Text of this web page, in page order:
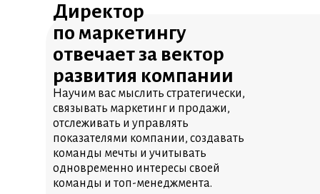
Директор
по маркетингу
отвечает за вектор
развития компании
Научим вас мыслить стратегически,
связывать маркетинг и продажи,
отслеживать и управлять
показателями компании, создавать
команды мечты и учитывать
одновременно интересы своей
команды и топ-менеджмента.